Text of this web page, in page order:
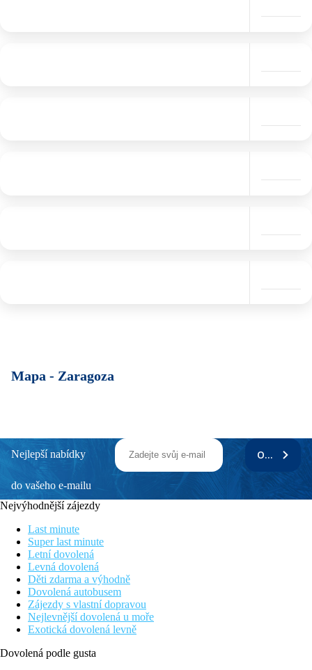
Mapa - Zaragoza
Nejlepší nabídky
do vašeho e-mailu
ODEBÍRAT
Nejvýhodnější zájezdy
Last minute
Super last minute
Letní dovolená
Levná dovolená
Děti zdarma a výhodně
Dovolená autobusem
Zájezdy s vlastní dopravou
Nejlevnější dovolená u moře
Exotická dovolená levně
Dovolená podle gusta